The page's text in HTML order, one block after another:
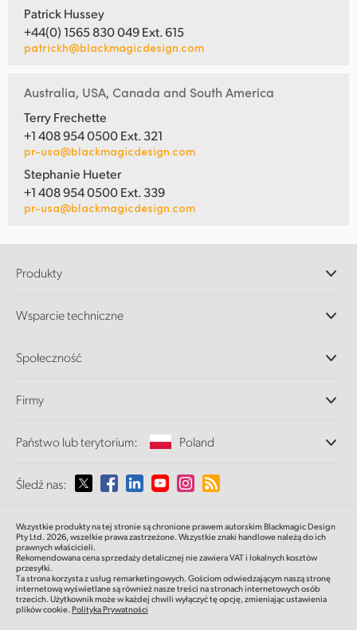
Patrick Hussey
+44(0) 1565 830 049 Ext. 615
patrickh@blackmagicdesign.com
Australia, USA, Canada and South America
Terry Frechette
+1 408 954 0500 Ext. 321
pr-usa@blackmagicdesign.com
Stephanie Hueter
+1 408 954 0500 Ext. 339
pr-usa@blackmagicdesign.com
Produkty
DaVinci Resolve i oprogramowanie Fusion
Ultimatte
Przechwytywanie i odtwarzanie
Konwersja standardów
Monitorowanie
Pamięć sieciowa
Routing i dystrybucja
Transmisja i kodowanie
Wsparcie techniczne
Centrum wsparcia technicznego
Społeczność
Firmy
O nas
Multimedia
Państwo lub terytorium: Poland
Proszę wybrać państwo lub terytorium
Australia
Austria
Śledź nas:
Wszystkie produkty na tej stronie są chronione prawem autorskim Blackmagic Design
Pty Ltd. 2026,wszelkie prawa zastrzeżone.Wszystkie znaki handlowe należą do ich
prawnych właścicieli.
Rekomendowana cena sprzedaży detalicznej nie zawiera VAT i lokalnych kosztów
przesyłki.
Ta strona korzysta z usług remarketingowych. Gościom odwiedzającym naszą stronę
internetową wyświetlane są również nasze treści na stronach internetowych osób
trzecich. Użytkownik może w każdej chwili wyłączyć tę opcję, zmieniając ustawienia
plików cookie.Polityka Prywatności